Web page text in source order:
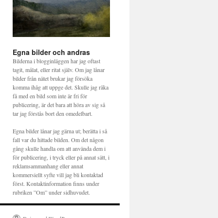
Egna bilder och andras
Bilderna i blogginläggen har jag oftast
tagit, målat, eller ritat själv. Om jag lånar
bilder från nätet brukar jag försöka
komma ihåg att uppge det. Skulle jag råka
få med en bild som inte är fri för
publicering, är det bara att höra av sig så
tar jag förstås bort den omedelbart.
Egna bilder lånar jag gärna ut; berätta i så
fall var du hittade bilden. Om det någon
gång skulle handla om att använda dem i
för publicering, i tryck eller på annat sätt, i
reklamsammanhang eller annat
kommersiellt syfte vill jag bli kontaktad
först. Kontaktinformation finns under
rubriken ”Om” under sidhuvudet.